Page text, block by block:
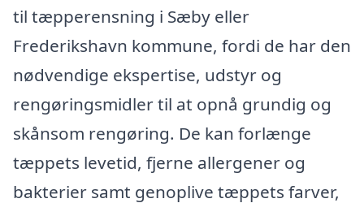
til tæpperensning i Sæby eller
Frederikshavn kommune, fordi de har den
nødvendige ekspertise, udstyr og
rengøringsmidler til at opnå grundig og
skånsom rengøring. De kan forlænge
tæppets levetid, fjerne allergener og
bakterier samt genoplive tæppets farver,